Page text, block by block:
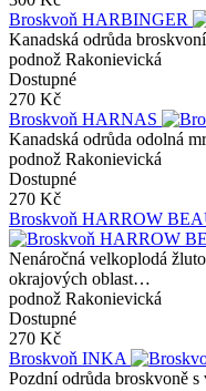
Broskvoň HARBINGER
Kanadská odrůda
podnož Rakonievická
Dostupné
270 Kč
Broskvoň HARNAS
Kanadská odrůda odolná
podnož Rakonievická
Dostupné
270 Kč
Broskvoň HARROW
Nenáročná velkoplodá
okrajových oblast…
podnož Rakonievická
Dostupné
270 Kč
Broskvoň INKA
Pozdní odrůda broskvoně